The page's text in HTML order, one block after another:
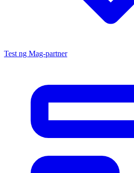
Test ng Mag-partner